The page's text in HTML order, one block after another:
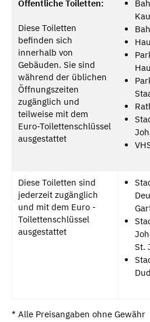
Öffentliche Toiletten:
Diese Toiletten
befinden sich
innerhalb von
Gebäuden. Sie sind
während der üblichen
Öffnungszeiten
zugänglich und
teilweise mit dem
Euro-Toilettenschlüssel
ausgestattet
Diese Toiletten sind
jederzeit zugänglich
und mit dem Euro -
Toilettenschlüssel
ausgestattet
St.
* Alle Preisangaben ohne Gewähr